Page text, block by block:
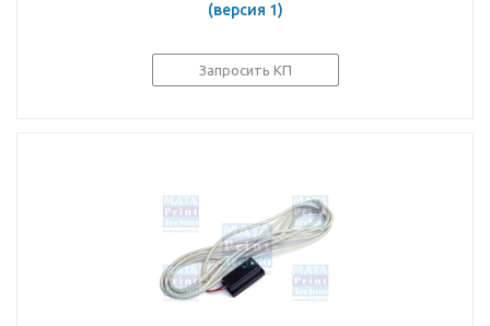
(версия 1)
Запросить КП